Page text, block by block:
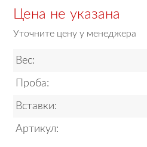
Цена не указана
Уточните цену у менеджера
Вес:
Проба:
Вставки:
Артикул: